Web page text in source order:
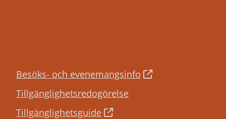
Besöks- och evenemangsinfo
Tillgänglighetsredogörelse
Tillgänglighetsguide